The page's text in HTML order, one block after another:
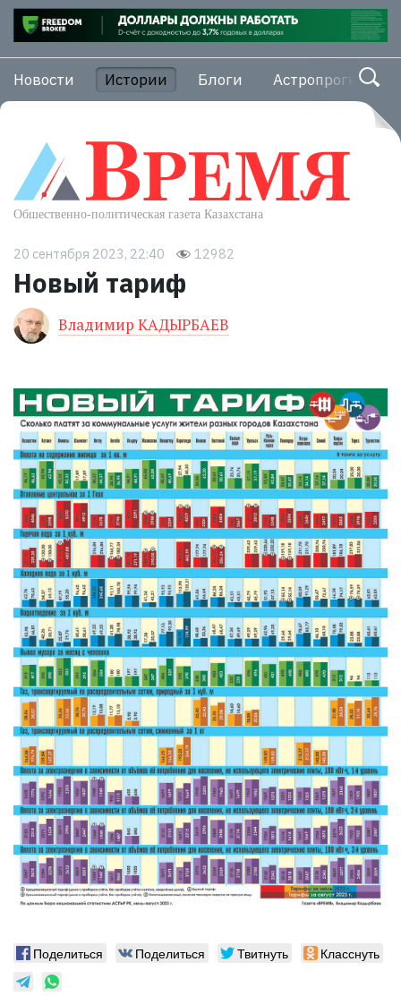
Новости Истории Блоги Астропрогноз
20 сентября 2023, 22:40 12982
Новый тариф
Владимир КАДЫРБАЕВ
Поделиться Поделиться Твитнуть Класснуть